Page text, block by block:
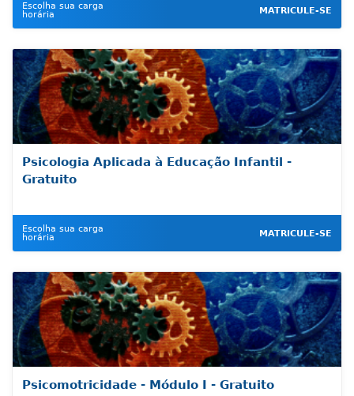
Escolha sua carga
horária
MATRICULE-SE
Psicologia Aplicada à Educação Infantil -
Gratuito
Escolha sua carga
horária
MATRICULE-SE
Psicomotricidade - Módulo I - Gratuito